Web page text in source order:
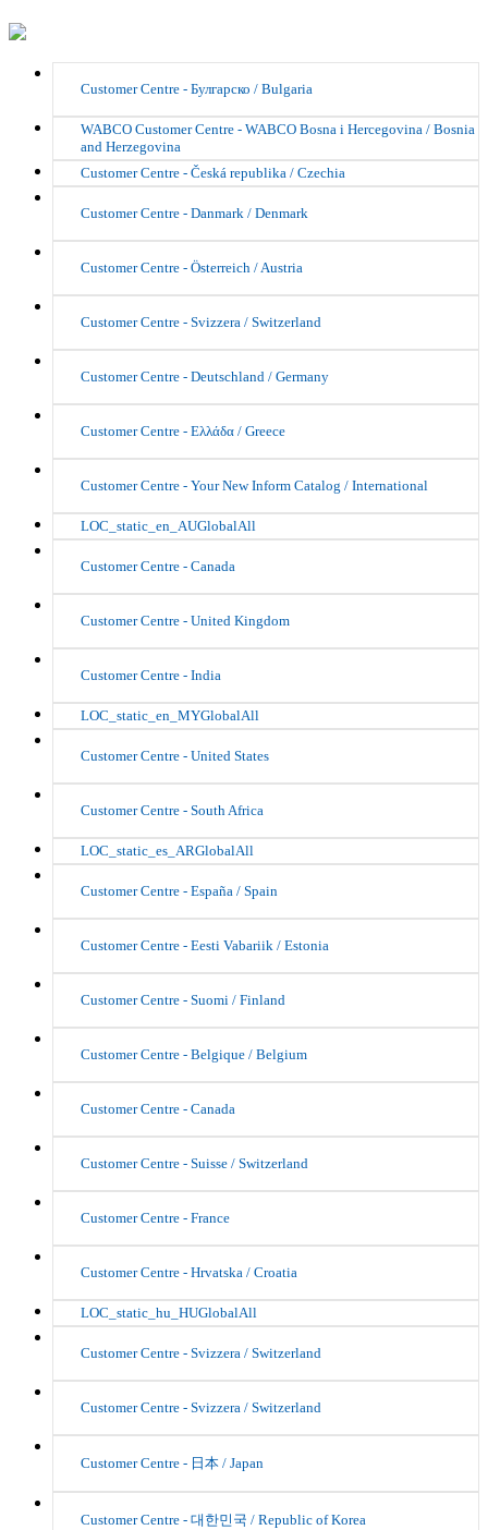
Customer Centre - Булгарско / Bulgaria
WABCO Customer Centre - WABCO Bosna i Hercegovina / Bosnia
and Herzegovina
Customer Centre - Česká republika / Czechia
Customer Centre - Danmark / Denmark
Customer Centre - Österreich / Austria
Customer Centre - Svizzera / Switzerland
Customer Centre - Deutschland / Germany
Customer Centre - Ελλάδα / Greece
Customer Centre - Your New Inform Catalog / International
LOC_static_en_AUGlobalAll
Customer Centre - Canada
Customer Centre - United Kingdom
Customer Centre - India
LOC_static_en_MYGlobalAll
Customer Centre - United States
Customer Centre - South Africa
LOC_static_es_ARGlobalAll
Customer Centre - España / Spain
Customer Centre - Eesti Vabariik / Estonia
Customer Centre - Suomi / Finland
Customer Centre - Belgique / Belgium
Customer Centre - Canada
Customer Centre - Suisse / Switzerland
Customer Centre - France
Customer Centre - Hrvatska / Croatia
LOC_static_hu_HUGlobalAll
Customer Centre - Svizzera / Switzerland
Customer Centre - Svizzera / Switzerland
Customer Centre - 日本 / Japan
Customer Centre - 대한민국 / Republic of Korea